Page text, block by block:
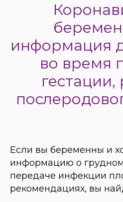
информация
во время
Если вы беременны и
информацию о
передаче инфекции
рекомендациях, вы